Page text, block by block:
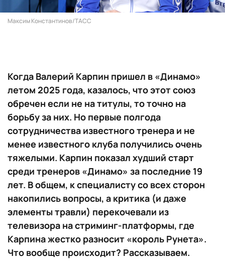
Максим Константинов/ТАСС
Когда Валерий Карпин пришел в «Динамо»
летом 2025 года, казалось, что этот союз
обречен если не на титулы, то точно на
борьбу за них. Но первые полгода
сотрудничества известного тренера и не
менее известного клуба получились очень
тяжелыми. Карпин показал худший старт
среди тренеров «Динамо» за последние 19
лет. В общем, к специалисту со всех сторон
накопились вопросы, а критика (и даже
элементы травли) перекочевали из
телевизора на стриминг-платформы, где
Карпина жестко разносит «король Рунета».
Что вообще происходит? Рассказываем.